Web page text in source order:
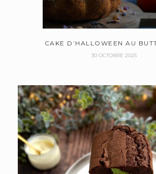
CAKE D’HALLOWEEN AU
30 OCTOBRE 2025